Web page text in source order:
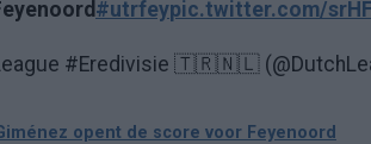
#utrfeypic.twitter.com/
#Eredivisie 🇹🇷🇳🇱
opent de score voor Feyenoord